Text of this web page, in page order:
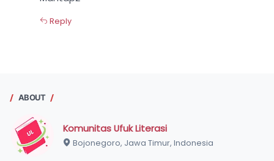
Reply
ABOUT
Komunitas Ufuk Literasi
Bojonegoro, Jawa Timur, Indonesia